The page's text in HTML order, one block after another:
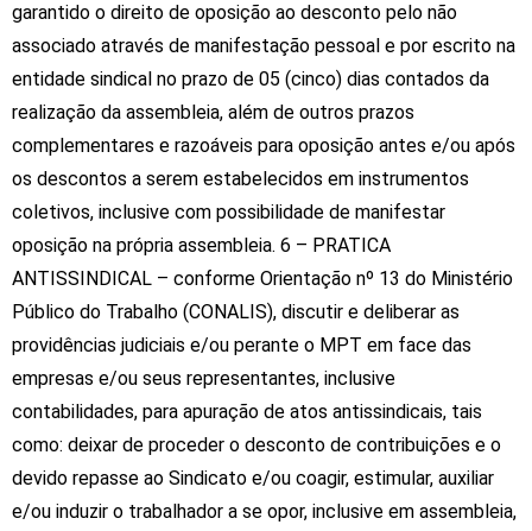
Previsão do Tempo
Desenvolvido porDireta Sistemas
garantido o direito de oposição ao desconto pelo não
associado através de manifestação pessoal e por escrito na
entidade sindical no prazo de 05 (cinco) dias contados da
realização da assembleia, além de outros prazos
complementares e razoáveis para oposição antes e/ou após
os descontos a serem estabelecidos em instrumentos
coletivos, inclusive com possibilidade de manifestar
oposição na própria assembleia. 6 – PRATICA
ANTISSINDICAL – conforme Orientação nº 13 do Ministério
Público do Trabalho (CONALIS), discutir e deliberar as
providências judiciais e/ou perante o MPT em face das
empresas e/ou seus representantes, inclusive
contabilidades, para apuração de atos antissindicais, tais
como: deixar de proceder o desconto de contribuições e o
devido repasse ao Sindicato e/ou coagir, estimular, auxiliar
e/ou induzir o trabalhador a se opor, inclusive em assembleia,